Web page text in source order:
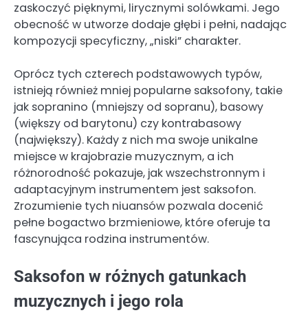
zaskoczyć pięknymi, lirycznymi solówkami. Jego
obecność w utworze dodaje głębi i pełni, nadając
kompozycji specyficzny, „niski” charakter.
Oprócz tych czterech podstawowych typów,
istnieją również mniej popularne saksofony, takie
jak sopranino (mniejszy od sopranu), basowy
(większy od barytonu) czy kontrabasowy
(największy). Każdy z nich ma swoje unikalne
miejsce w krajobrazie muzycznym, a ich
różnorodność pokazuje, jak wszechstronnym i
adaptacyjnym instrumentem jest saksofon.
Zrozumienie tych niuansów pozwala docenić
pełne bogactwo brzmieniowe, które oferuje ta
fascynująca rodzina instrumentów.
Saksofon w różnych gatunkach
muzycznych i jego rola